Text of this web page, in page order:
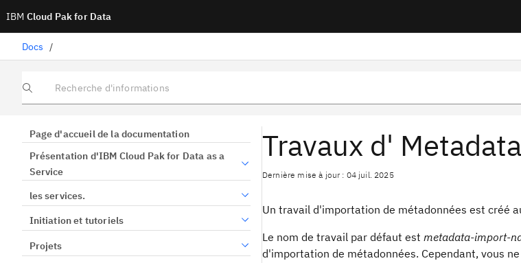
IBM Cloud Pak for Data
Docs /
Recherche d'informations
Page d'accueil de la documentation
Présentation d'IBM Cloud Pak for Data as a
Service
les services.
Initiation et tutoriels
Projets
Travaux d'
Dernière mise à jour : 04 juil. 2025
Un travail d'importation de métadonnées est créé
Le nom de travail par défaut est metadata-import-
d'importation de métadonnées. Cependant, vous